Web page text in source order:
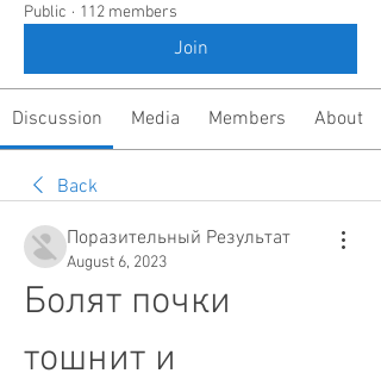
Public · 112 members
Join
Discussion Media Members About
Back
Поразительный Результат
August 6, 2023
Болят почки
тошнит и